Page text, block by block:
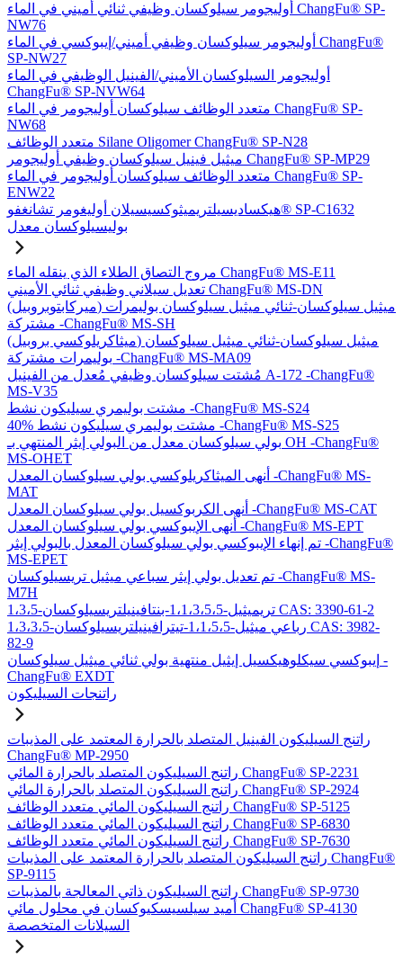
أوليجومر سيلوكسان وظيفي ثنائي أميني في الماء ChangFu® SP-
NW76
أوليجومر سيلوكسان وظيفي أميني/إيبوكسي في الماء ChangFu®
SP-NW27
أوليجومر السيلوكسان الأميني/الفينيل الوظيفي في الماء
ChangFu® SP-NVW64
متعدد الوظائف سيلوكسان أوليجومر في الماء ChangFu® SP-
NW68
متعدد الوظائف Silane Oligomer ChangFu® SP-N28
ميثيل فينيل سيلوكسان وظيفي أوليجومر ChangFu® SP-MP29
متعدد الوظائف سيلوكسان أوليجومر في الماء ChangFu® SP-
ENW22
هيكساديسيلتريميثوكسيسيلان أوليغومر تشانغفو® SP-C1632
بوليسيلوكسان معدل
مروج التصاق الطلاء الذي ينقله الماء ChangFu® MS-E11
تعديل سيلاني وظيفي ثنائي الأميني ChangFu® MS-DN
(ميركابتوبروبيل) ميثيل سيلوكسان-ثنائي ميثيل سيلوكسان بوليمرات
مشتركة -ChangFu® MS-SH
(ميثاكريلوكسي بروبيل) ميثيل سيلوكسان-ثنائي ميثيل سيلوكسان
بوليمرات مشتركة -ChangFu® MS-MA09
مُشتت سيلوكسان وظيفي مُعدل من الفينيل A-172 -ChangFu®
MS-V35
مشتت بوليمري سيليكون نشط -ChangFu® MS-S24
40% مشتت بوليمري سيليكون نشط -ChangFu® MS-S25
بولي سيلوكسان معدل من البولي إيثر المنتهي بـ OH -ChangFu®
MS-OHET
أنهى الميثاكريلوكسي بولي سيلوكسان المعدل -ChangFu® MS-
MAT
أنهى الكربوكسيل بولي سيلوكسان المعدل -ChangFu® MS-CAT
أنهى الإيبوكسي بولي سيلوكسان المعدل -ChangFu® MS-EPT
تم إنهاء الإيبوكسي بولي سيلوكسان المعدل بالبولي إيثر -ChangFu®
MS-EPET
تم تعديل بولي إيثر سباعي ميثيل تريسيلوكسان -ChangFu® MS-
M7H
1،3،5-تريميثيل-1،1،3،5،5-بنتافينيلتريسيلوكسان CAS: 3390-61-2
1،3،3،5-رباعي ميثيل-1،1،5،5-تيترافينيلتريسيلوكسان CAS: 3982-
82-9
إيبوكسي سيكلوهيكسيل إيثيل منتهية بولي ثنائي ميثيل سيلوكسان -
ChangFu® EXDT
راتنجات السيليكون
راتنج السيليكون الفينيل المتصلد بالحرارة المعتمد على المذيبات
ChangFu® MP-2950
راتنج السيليكون المتصلد بالحرارة المائي ChangFu® SP-2231
راتنج السيليكون المتصلد بالحرارة المائي ChangFu® SP-2924
راتنج السيليكون المائي متعدد الوظائف ChangFu® SP-5125
راتنج السيليكون المائي متعدد الوظائف ChangFu® SP-6830
راتنج السيليكون المائي متعدد الوظائف ChangFu® SP-7630
راتنج السيليكون المتصلد بالحرارة المعتمد على المذيبات ChangFu®
SP-9115
راتنج السيليكون ذاتي المعالجة بالمذيبات ChangFu® SP-9730
أميد سيلسيسكيوكسان في محلول مائي ChangFu® SP-4130
السيلانات المتخصصة